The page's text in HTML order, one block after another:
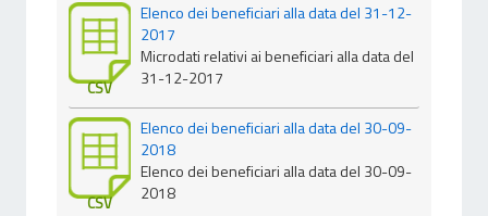
CSV
Elenco dei beneficiari alla data del 31-12-
2017
Microdati relativi ai beneficiari alla data del
31-12-2017
CSV
Elenco dei beneficiari alla data del 30-09-
2018
Elenco dei beneficiari alla data del 30-09-
2018